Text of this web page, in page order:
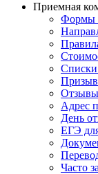
Приемная
Формы
Списки
Отзывы
Адрес
День
ЕГЭ
Часто